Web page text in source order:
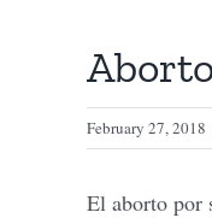
February 27, 2018
El aborto por